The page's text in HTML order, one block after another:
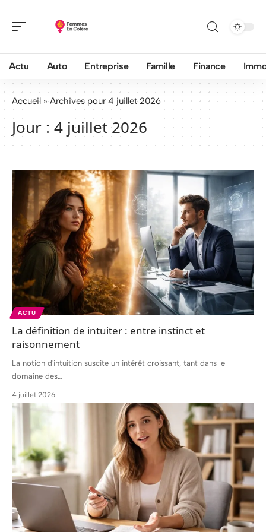
Actu Auto Entreprise Famille Finance
Accueil »Archives pour 4 juillet 2026
Jour : 4 juillet 2026
ACTU
La définition de intuiter : entre instinct et
raisonnement
La notion d'intuition suscite un intérêt croissant, tant dans le
domaine des…
4 juillet 2026